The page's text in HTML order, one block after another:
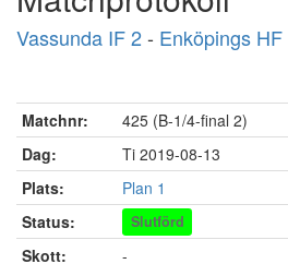
Vassunda IF 2- Enköpings HF
Matchnr: 425 (B-1/4-final 2)
Dag:
Ti 2019-08-13
Plats:
Plan 1
Status:
Slutförd
Skott:
-